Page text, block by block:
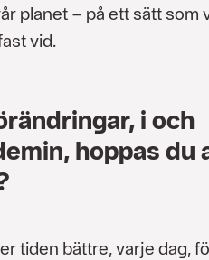
planet – på ett sätt som
vid.
i och
hoppas du
tiden bättre, varje dag,